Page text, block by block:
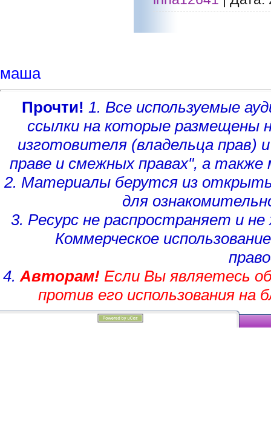
маша
Прочти! 1. Все используемые
ссылки на которые размещены
изготовителя (владельца прав)
праве и смежных правах", а
2. Материалы берутся из
для
3. Ресурс не распространяет и
Коммерческое
4. Авторам!Если Вы являетесь
против его использования на